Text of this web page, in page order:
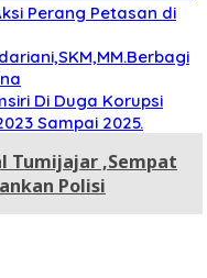
Perang Petasan di
Di Duga Korupsi
Sampai 2025.
Tumijajar ,Sempat
Polisi